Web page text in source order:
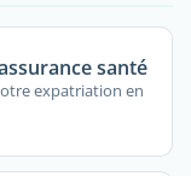
santé
expatriation en